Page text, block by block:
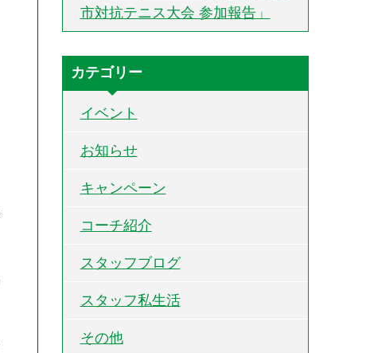
市対抗テニス大会 参加報告」
カテゴリー
イベント
お知らせ
キャンペーン
コーチ紹介
スタッフブログ
スタッフ私生活
その他